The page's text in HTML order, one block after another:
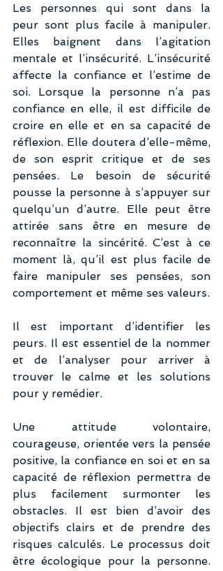
Les personnes qui sont dans la
peur sont plus facile à manipuler.
Elles baignent dans l’agitation
mentale et l’insécurité. L’insécurité
affecte la confiance et l’estime de
soi. Lorsque la personne n’a pas
confiance en elle, il est difficile de
croire en elle et en sa capacité de
réflexion. Elle doutera d’elle-même,
de son esprit critique et de ses
pensées. Le besoin de sécurité
pousse la personne à s’appuyer sur
quelqu’un d’autre. Elle peut être
attirée sans être en mesure de
reconnaître la sincérité. C’est à ce
moment là, qu’il est plus facile de
faire manipuler ses pensées, son
comportement et même ses valeurs.
Il est important d’identifier les
peurs. Il est essentiel de la nommer
et de l’analyser pour arriver à
trouver le calme et les solutions
pour y remédier.
Une attitude volontaire,
courageuse, orientée vers la pensée
positive, la confiance en soi et en sa
capacité de réflexion permettra de
plus facilement surmonter les
obstacles. Il est bien d’avoir des
objectifs clairs et de prendre des
risques calculés. Le processus doit
être écologique pour la personne.